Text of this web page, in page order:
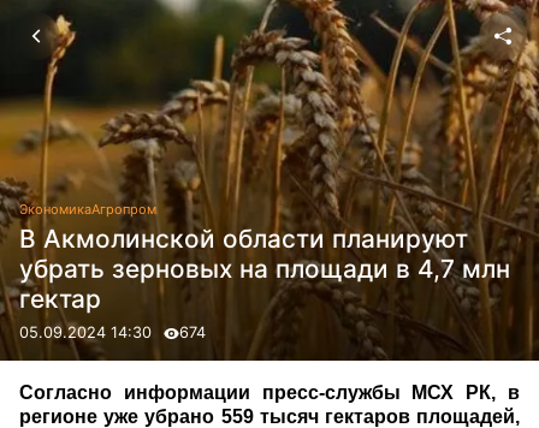
ЭкономикаАгропром
В Акмолинской области планируют
убрать зерновых на площади в 4,7 млн
гектар
05.09.2024 14:30 674
Согласно информации пресс-службы МСХ РК, в
регионе уже убрано 559 тысяч гектаров площадей,